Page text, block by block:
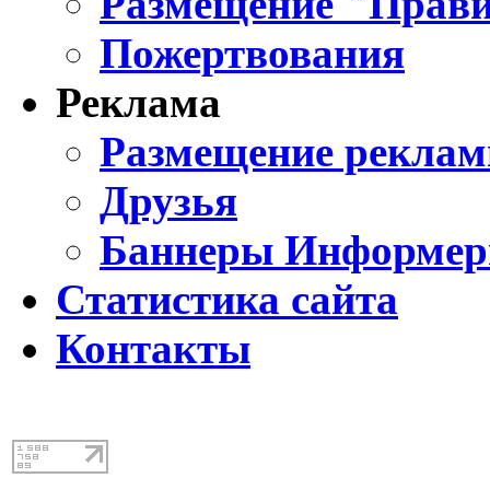
Пожертвования
Реклама
Размещение
Друзья
Баннеры
Статистика сайта
Контакты